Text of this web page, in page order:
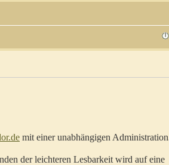
mit einer unabhängigen
der leichteren Lesbarkeit wird auf eine